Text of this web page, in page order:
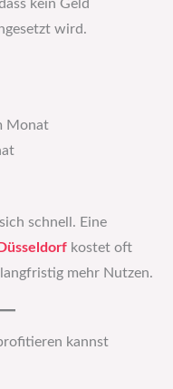
kein Geld
wird.
Monat
schnell. Eine
kostet oft
mehr Nutzen.
kannst